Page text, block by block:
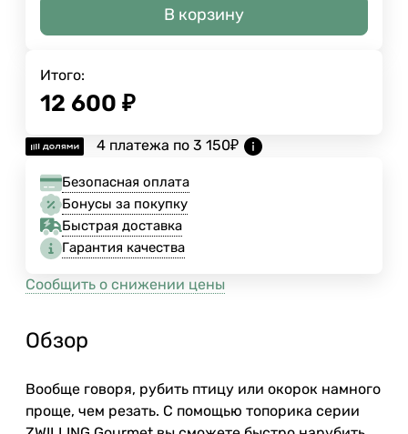
В корзину
Итого:
12 600 ₽
4 платежа по 3 150₽
Безопасная оплата
Бонусы за покупку
Быстрая доставка
Гарантия качества
Сообщить о снижении цены
Обзор
Вообще говоря, рубить птицу или окорок намного
проще, чем резать. С помощью топорика серии